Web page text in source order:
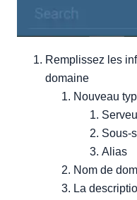
Remplissez les
domaine
Nouveau
Sous-
Alias
Nom de
La